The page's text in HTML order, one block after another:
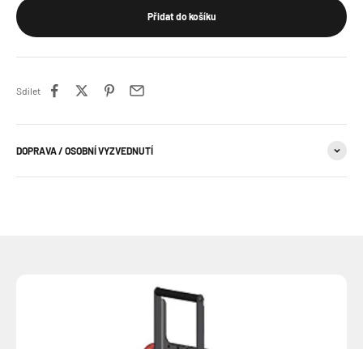
Přidat do košíku
Sdílet
DOPRAVA / OSOBNÍ VYZVEDNUTÍ